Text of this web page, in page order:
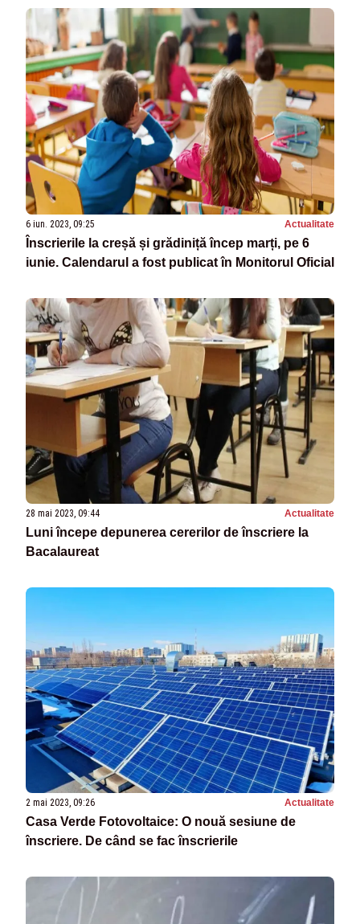
6 iun. 2023, 09:25 Actualitate
Înscrierile la creșă și grădiniță încep marți, pe 6
iunie. Calendarul a fost publicat în Monitorul Oficial
28 mai 2023, 09:44 Actualitate
Luni începe depunerea cererilor de înscriere la
Bacalaureat
2 mai 2023, 09:26 Actualitate
Casa Verde Fotovoltaice: O nouă sesiune de
înscriere. De când se fac înscrierile